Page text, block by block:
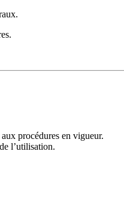
procédures en vigueur.
l’utilisation.